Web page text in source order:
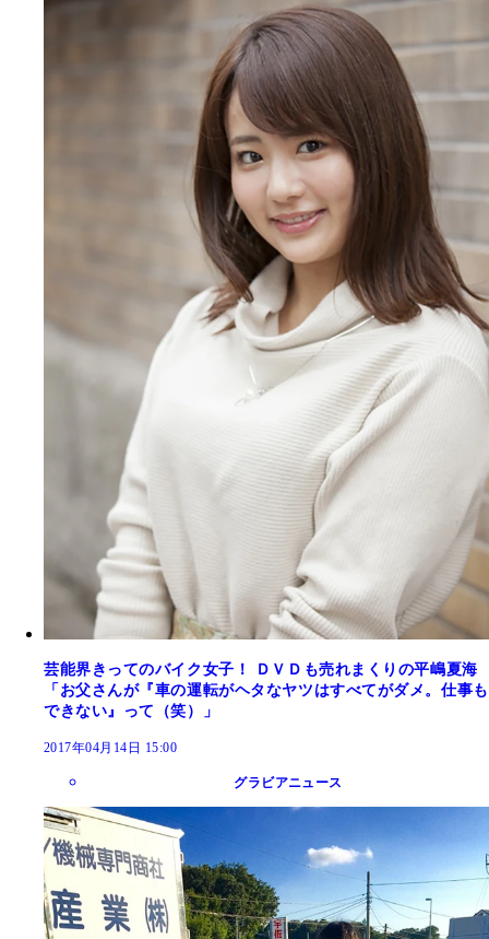
芸能界きってのバイク女子！ ＤＶＤも売れまくりの平嶋夏海
「お父さんが『車の運転がヘタなヤツはすべてがダメ。仕事も
できない』って（笑）」
2017年04月14日 15:00
グラビアニュース